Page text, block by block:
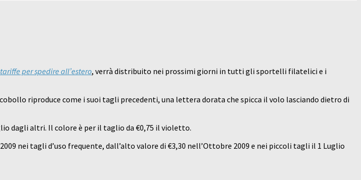
per spedire all’estero, verrà distribuito nei prossimi giorni in tutti gli sportelli filatelici e i
riproduce come i suoi tagli precedenti, una lettera dorata che spicca il volo lasciando dietro di
dagli altri. Il colore è per il taglio da €0,75 il violetto.
nei tagli d’uso frequente, dall’alto valore di €3,30 nell’Ottobre 2009 e nei piccoli tagli il 1 Luglio